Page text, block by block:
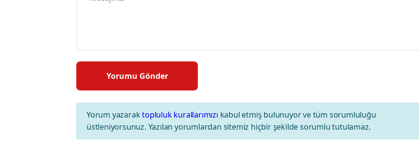
Yorum yazaraktopluluk kurallarımızı kabul etmiş bulunuyor ve tüm sorumluluğu
üstleniyorsunuz. Yazılan yorumlardan sitemiz hiçbir şekilde sorumlu tutulamaz.